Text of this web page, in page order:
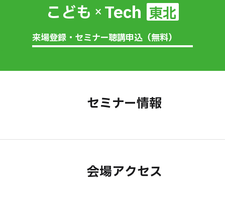
こども × Tech 東北
来場登録・セミナー聴講申込（無料）
セミナー情報
会場アクセス